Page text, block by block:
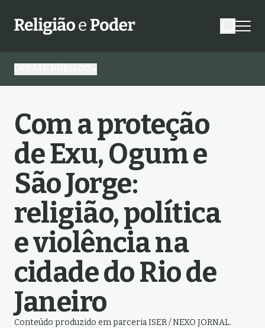
Com a proteção
de Exu, Ogum e
São Jorge:
religião, política
e violência na
cidade do Rio de
Janeiro
Conteúdo produzido em parceria ISER / NEXO JORNAL.